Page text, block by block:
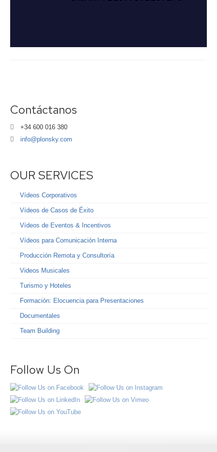
Contáctanos
+34 600 016 380
info@plonsky.com
OUR SERVICES
Vídeos Corporativos
Vídeos de Casos de Éxito
Vídeos de Eventos & Incentivos
Vídeos para Comunicación Interna
Producción Remota y Consultoría
Videos Musicales
Turismo y Hoteles
Formación: Elocuencia para Presentaciones
Documentales
Team Building
Follow Us On